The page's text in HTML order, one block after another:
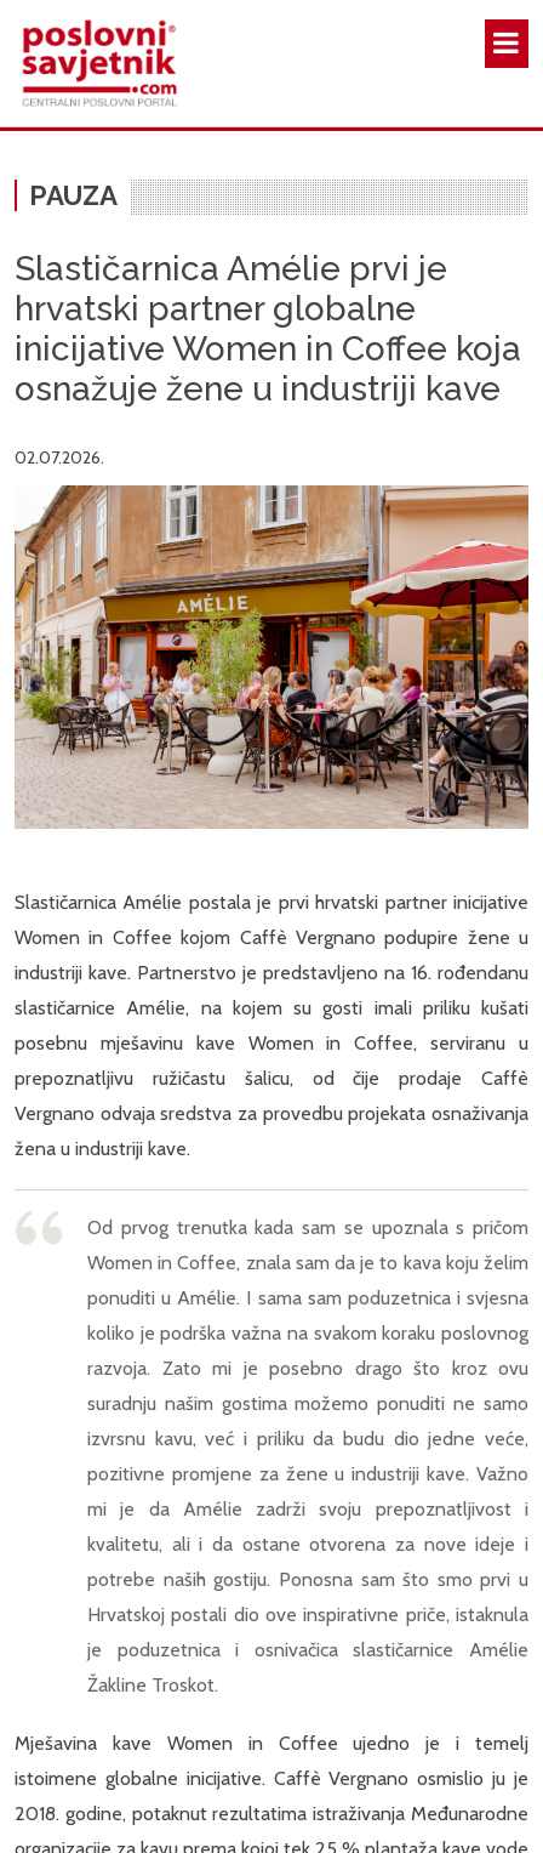
PAUZA
Slastičarnica Amélie prvi je
hrvatski partner globalne
inicijative Women in Coffee koja
osnažuje žene u industriji kave
02.07.2026.
Slastičarnica Amélie postala je prvi hrvatski partner inicijative
Women in Coffee kojom Caffè Vergnano podupire žene u
industriji kave. Partnerstvo je predstavljeno na 16. rođendanu
slastičarnice Amélie, na kojem su gosti imali priliku kušati
posebnu mješavinu kave Women in Coffee, serviranu u
prepoznatljivu ružičastu šalicu, od čije prodaje Caffè
Vergnano odvaja sredstva za provedbu projekata osnaživanja
žena u industriji kave.
Od prvog trenutka kada sam se upoznala s pričom
Women in Coffee, znala sam da je to kava koju želim
ponuditi u Amélie. I sama sam poduzetnica i svjesna
koliko je podrška važna na svakom koraku poslovnog
razvoja. Zato mi je posebno drago što kroz ovu
suradnju našim gostima možemo ponuditi ne samo
izvrsnu kavu, već i priliku da budu dio jedne veće,
pozitivne promjene za žene u industriji kave. Važno
mi je da Amélie zadrži svoju prepoznatljivost i
kvalitetu, ali i da ostane otvorena za nove ideje i
potrebe naših gostiju. Ponosna sam što smo prvi u
Hrvatskoj postali dio ove inspirativne priče, istaknula
je poduzetnica i osnivačica slastičarnice Amélie
Žakline Troskot.
Mješavina kave Women in Coffee ujedno je i temelj
istoimene globalne inicijative. Caffè Vergnano osmislio ju je
2018. godine, potaknut rezultatima istraživanja Međunarodne